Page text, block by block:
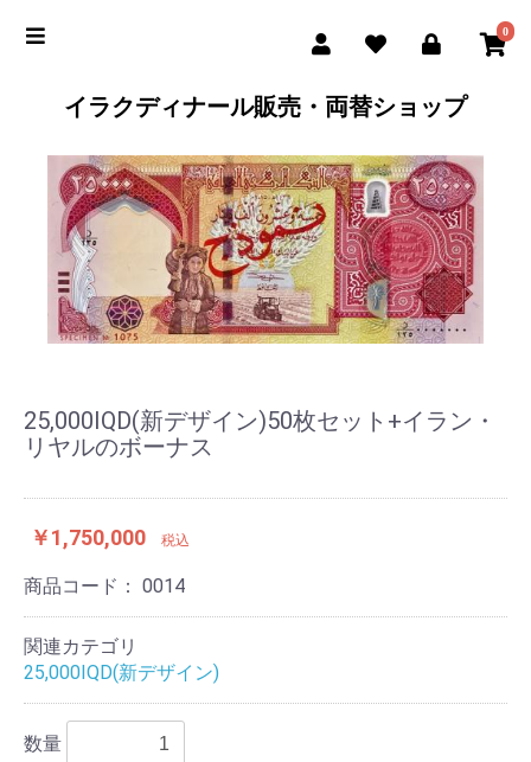
0
イラクディナール販売・両替ショップ
25,000IQD(新デザイン)50枚セット+イラン・
リヤルのボーナス
￥1,750,000 税込
商品コード： 0014
関連カテゴリ
25,000IQD(新デザイン)
数量